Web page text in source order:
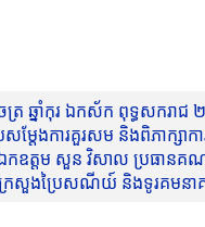
ឆ្នាំកុរ ឯកស័ក ពុទ្ធសករាជ
ងការគួរសម និងពិភាក្សាកា
ឧត្តម សួន វិសាល ប្រធានគណ
រ្តីក្រសួងប្រៃសណីយ៍ និងទូរគ